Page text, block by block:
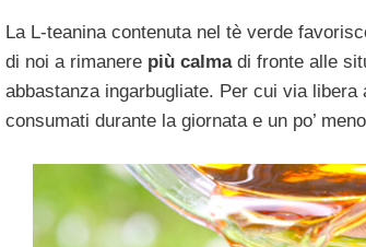
La L-teanina contenuta nel tè verde
di noi a rimanere più calmadi fronte alle
abbastanza ingarbugliate. Per cui via
consumati durante la giornata e un po’